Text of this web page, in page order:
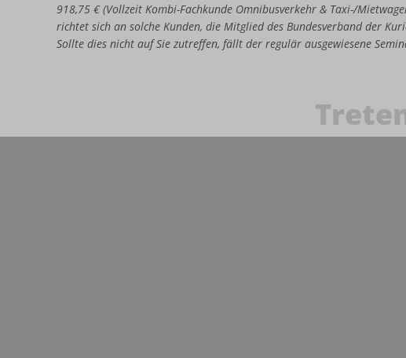
918,75 € (Vollzeit Kombi-Fachkunde Omnibusverkehr & Taxi-/
richtet sich an solche Kunden, die Mitglied des Bundesverband der
Sollte dies nicht auf Sie zutreffen, fällt der regulär ausgewiesene